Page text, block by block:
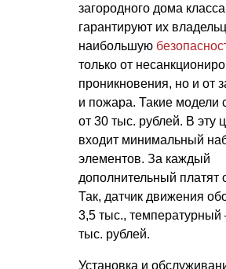
загородного дома
гарантируют их
наибольшую
только от
проникновения, но и от
и пожара. Такие модели
от 30 тыс. рублей. В эту
входит минимальный
элементов. За каждый
дополнительный платят
Так, датчик движения
3,5 тыс.,
тыс. рублей.
Установка и